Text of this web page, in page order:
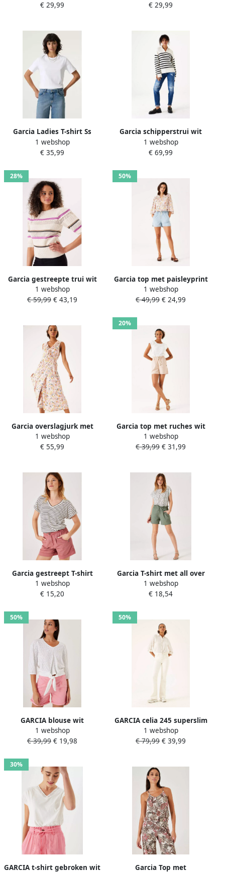
€ 29,99
€ 29,99
Garcia Ladies T-shirt Ss
1 webshop
€ 35,99
Garcia schipperstrui wit
zwart
1 webshop
€ 69,99
28%
Garcia gestreepte trui wit
roze zwart
1 webshop
€ 59,99 € 43,19
50%
Garcia top met paisleyprint
wit roze geel
1 webshop
€ 49,99 € 24,99
Garcia overslagjurk met
paisleyprint en ruches wit
roze geel
1 webshop
€ 55,99
20%
Garcia top met ruches wit
1 webshop
€ 39,99 € 31,99
Garcia gestreept T-shirt
zwart wit
1 webshop
€ 15,20
Garcia T-shirt met all over
print wit groen
1 webshop
€ 18,54
50%
GARCIA blouse wit
1 webshop
€ 39,99 € 19,98
50%
GARCIA celia 245 superslim
flared kit
1 webshop
€ 79,99 € 39,99
30%
GARCIA t-shirt gebroken wit Garcia Top met